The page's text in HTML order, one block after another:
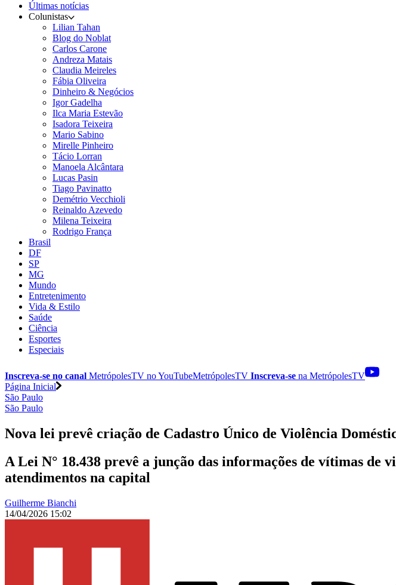
Últimas notícias
Colunistas
Lilian Tahan
Blog do Noblat
Carlos Carone
Andreza Matais
Claudia Meireles
Fábia Oliveira
Dinheiro & Negócios
Igor Gadelha
Ilca Maria Estevão
Isadora Teixeira
Mario Sabino
Mirelle Pinheiro
Tácio Lorran
Manoela Alcântara
Lucas Pasin
Tiago Pavinatto
Demétrio Vecchioli
Reinaldo Azevedo
Milena Teixeira
Rodrigo França
Brasil
DF
SP
MG
Mundo
Entretenimento
Vida & Estilo
Saúde
Ciência
Esportes
Especiais
Inscreva-se no canal MetrópolesTV noYouTubeMetrópolesTV Inscreva-se na MetrópolesTV
Página Inicial
São Paulo
São Paulo
Nova lei prevê criação de Cadastro Único de Violência
A Lei N° 18.438 prevê a junção das informações de vítimas de
atendimentos na capital
Guilherme Bianchi
14/04/2026 15:02